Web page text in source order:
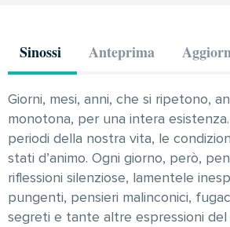
Sinossi Anteprima
Giorni, mesi, anni, che si ripetono,
monotona, per una intera
periodi della nostra vita, le
stati d’animo. Ogni giorno, però,
riflessioni silenziose, lamentele
pungenti, pensieri malinconici,
segreti e tante altre espressioni